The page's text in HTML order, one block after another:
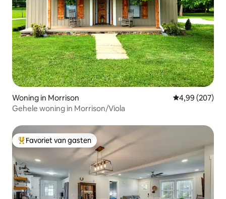
Woning in Morrison Gemiddelde
4,99 (207)
Gehele woning in Morrison/Viola
Topfavoriet van gasten
Favoriet van gasten